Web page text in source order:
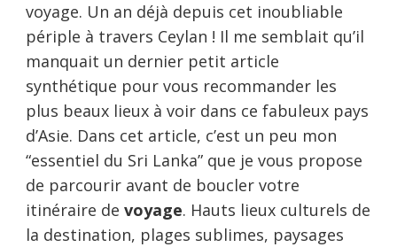
voyage. Un an déjà depuis cet inoubliable
périple à travers Ceylan ! Il me semblait qu’il
manquait un dernier petit article
synthétique pour vous recommander les
plus beaux lieux à voir dans ce fabuleux pays
d’Asie. Dans cet article, c’est un peu mon
“essentiel du Sri Lanka” que je vous propose
de parcourir avant de boucler votre
itinéraire de voyage. Hauts lieux culturels de
la destination, plages sublimes, paysages